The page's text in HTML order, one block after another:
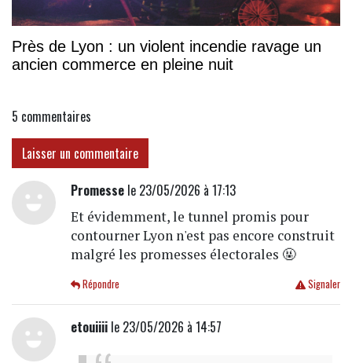
Près de Lyon : un violent incendie ravage un
ancien commerce en pleine nuit
5 commentaires
Laisser un commentaire
Promessele 23/05/2026 à 17:13
Et évidemment, le tunnel promis pour
contourner Lyon n'est pas encore construit
malgré les promesses électorales 🤬
Signaler
Répondre
etouiiiile 23/05/2026 à 14:57